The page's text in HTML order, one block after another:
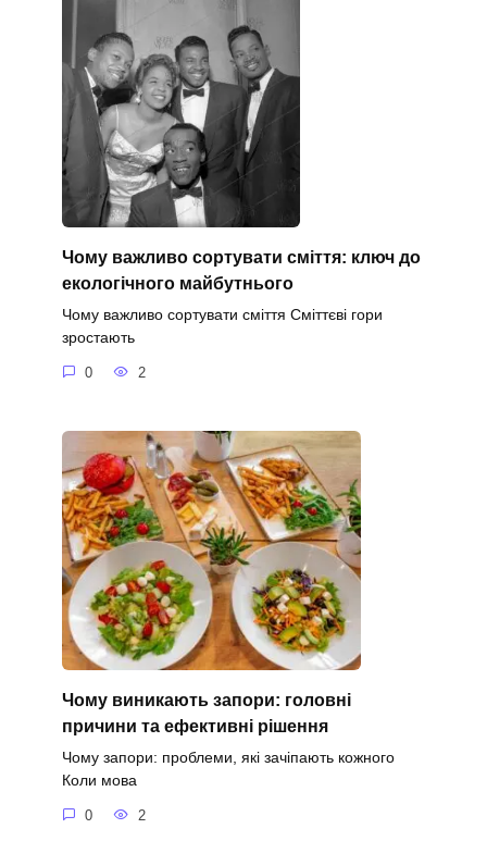
Чому важливо сортувати сміття: ключ до
екологічного майбутнього
Чому важливо сортувати сміття Сміттєві гори
зростають
0 2
Чому виникають запори: головні
причини та ефективні рішення
Чому запори: проблеми, які зачіпають кожного
Коли мова
0 2